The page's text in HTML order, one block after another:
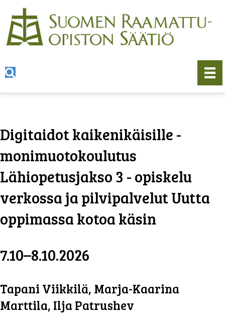
Digitaidot kaikenikäisille -
monimuotokoulutus
Lähiopetusjakso 3 - opiskelu
verkossa ja pilvipalvelut Uutta
oppimassa kotoa käsin
7.10–8.10.2026
Tapani Viikkilä, Marja-Kaarina
Marttila, Ilja Patrushev